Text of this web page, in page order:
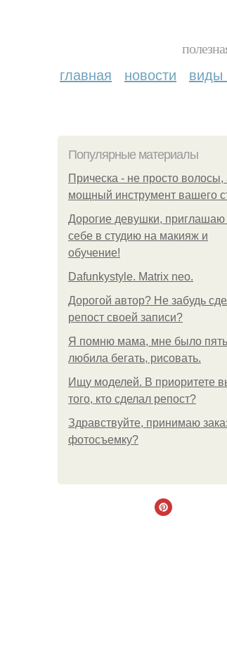
главная новости виды
Популярные материалы
Прическа - не просто волосы,
мощный инструмент вашего
Дорогие девушки, приглашаю
себе в студию на макияж и
обучение!
Dafunkystyle. Matrix neo.
Дорогой автор? Не забудь
репост своей записи?
Я помню мама, мне было
любила бегать, рисовать.
Ищу моделей. В приоритете
того, кто сделал репост?
Здравствуйте, принимаю
фотосъемку?